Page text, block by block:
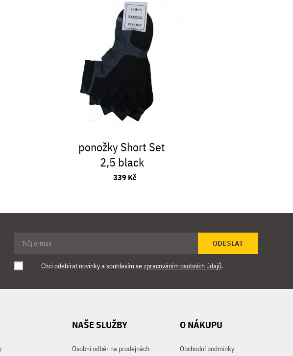
ponožky Short Set
2,5 black
339 Kč
ODESLAT
Chci odebírat novinky a souhlasím sezpracováním osobních údajů.
NAŠE SLUŽBY
Osobní odběr na prodejnách
O NÁKUPU
Obchodní podmínky